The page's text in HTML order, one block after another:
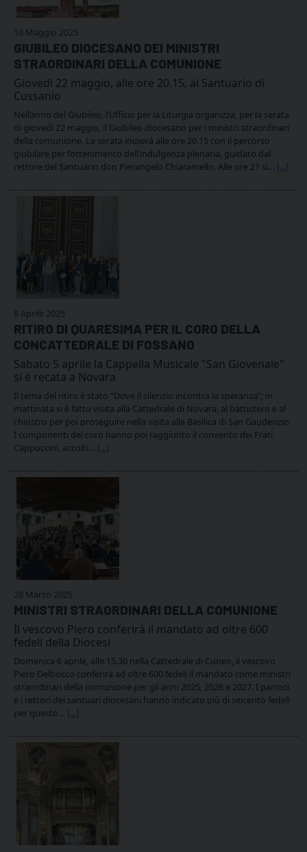
16 Maggio 2025
GIUBILEO DIOCESANO DEI MINISTRI
STRAORDINARI DELLA COMUNIONE
Giovedì 22 maggio, alle ore 20.15, al Santuario di
Cussanio
Nell’anno del Giubileo, l’Ufficio per la Liturgia organizza, per la serata
di giovedì 22 maggio, il Giubileo diocesano per i ministri straordinari
della comunione. La serata inizierà alle ore 20.15 con il percorso
giubilare per l’ottenimento dell’indulgenza plenaria, guidato dal
rettore del Santuario don Pierangelo Chiaramello. Alle ore 21 si… [...]
8 Aprile 2025
RITIRO DI QUARESIMA PER IL CORO DELLA
CONCATTEDRALE DI FOSSANO
Sabato 5 aprile la Cappella Musicale "San Giovenale"
si è recata a Novara
Il tema del ritiro è stato “Dove il silenzio incontra la speranza”; in
mattinata si è fatto visita alla Cattedrale di Novara, al battistero e al
chiostro per poi proseguire nella visita alla Basilica di San Gaudenzio.
I componenti del coro hanno poi raggiunto il convento dei Frati
Cappuccini, accolti… [...]
28 Marzo 2025
MINISTRI STRAORDINARI DELLA COMUNIONE
Il vescovo Piero conferirà il mandato ad oltre 600
fedeli della Diocesi
Domenica 6 aprile, alle 15.30 nella Cattedrale di Cuneo, il vescovo
Piero Delbosco conferirà ad oltre 600 fedeli il mandato come ministri
straordinari della comunione per gli anni 2025, 2026 e 2027. I parroci
e i rettori dei santuari diocesani hanno indicato più di seicento fedeli
per questo… [...]